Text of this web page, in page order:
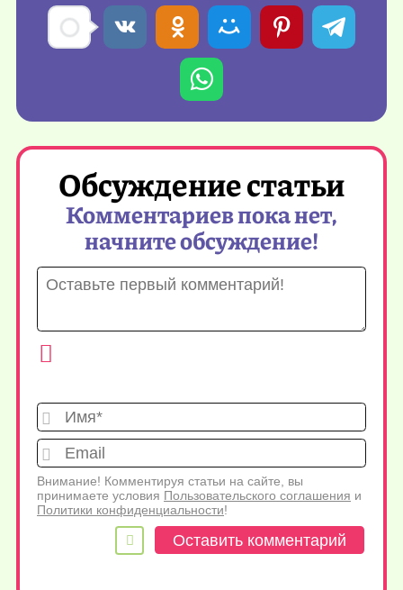
Обсуждение статьи
Комментариев пока нет,
начните обсуждение!
Имя*
Внимание! Комментируя статьи на сайте, вы
принимаете условия Пользовательского соглашения и
Политики конфиденциальности!